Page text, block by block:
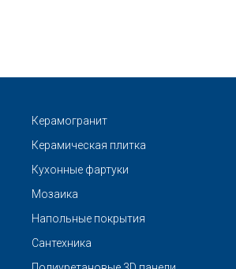
Керамогранит
Керамическая плитка
Кухонные фартуки
Мозаика
Напольные покрытия
Сантехника